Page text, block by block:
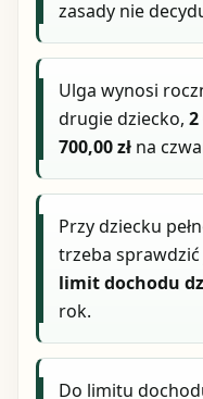
zasady nie
Ulga wynosi
drugie dziecko,2
700,00 zł na
Przy dziecku
trzeba
limit dochodu
rok.
Do limitu